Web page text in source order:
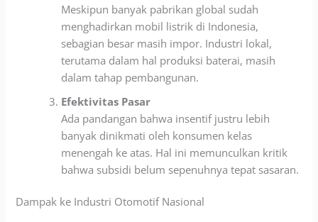
Meskipun banyak pabrikan global sudah
menghadirkan mobil listrik di Indonesia,
sebagian besar masih impor. Industri lokal,
terutama dalam hal produksi baterai, masih
dalam tahap pembangunan.
Efektivitas Pasar
Ada pandangan bahwa insentif justru lebih
banyak dinikmati oleh konsumen kelas
menengah ke atas. Hal ini memunculkan kritik
bahwa subsidi belum sepenuhnya tepat sasaran.
Dampak ke Industri Otomotif Nasional